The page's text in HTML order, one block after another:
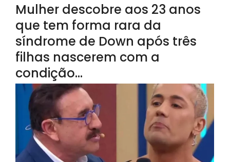
Mulher descobre aos 23 anos
que tem forma rara da
síndrome de Down após três
filhas nascerem com a
condição…